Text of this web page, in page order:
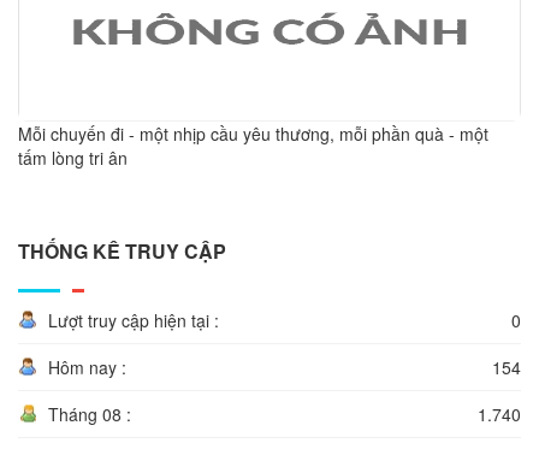
Mỗi chuyến đi - một nhịp cầu yêu thương, mỗi phần quà - một
tấm lòng tri ân
THỐNG KÊ TRUY CẬP
Lượt truy cập hiện tại :
0
Hôm nay :
154
Tháng 08 :
1.740